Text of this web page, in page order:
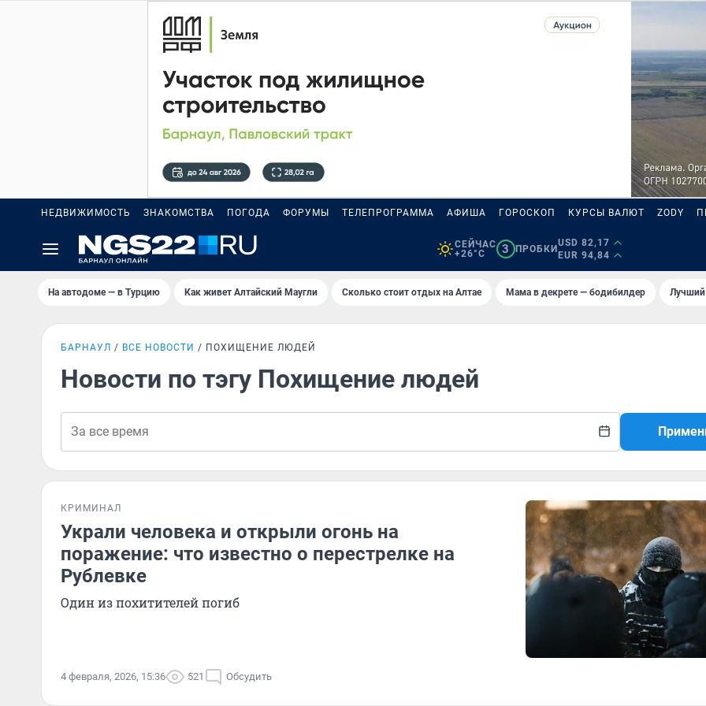
НЕДВИЖИМОСТЬ ЗНАКОМСТВА ПОГОДА ФОРУМЫ ТЕЛЕПРОГРАММА АФИША ГОРОСКОП КУРСЫ ВАЛЮТ ZODY
СЕЙЧАС
+26°C
3 ПРОБКИ
USD 82,17
EUR 94,84
На автодоме — в Турцию Как живет Алтайский Маугли Сколько стоит отдых на Алтае Мама в декрете — бодибилдер
БАРНАУЛ ВСЕ НОВОСТИ ПОХИЩЕНИЕ ЛЮДЕЙ
Новости по тэгу Похищение людей
КРИМИНАЛ
Украли человека и открыли огонь на
поражение: что известно о перестрелке на
Рублевке
Один из похитителей погиб
4 февраля, 2026, 15:36 521 Обсудить